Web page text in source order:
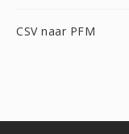
CSV naar PFM